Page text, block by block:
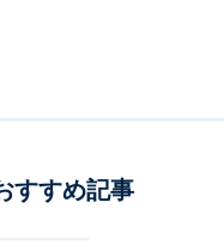
すすめ記事